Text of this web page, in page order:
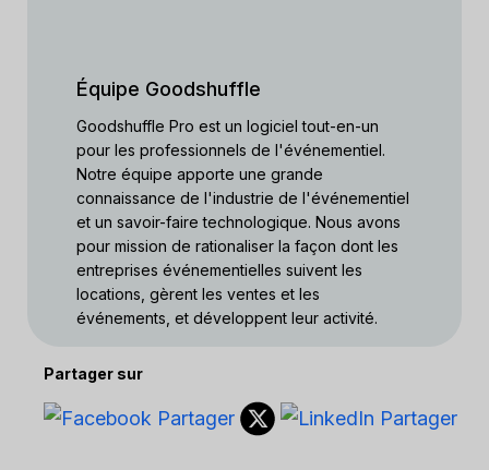
Équipe Goodshuffle
Goodshuffle Pro est un logiciel tout-en-un
pour les professionnels de l'événementiel.
Notre équipe apporte une grande
connaissance de l'industrie de l'événementiel
et un savoir-faire technologique. Nous avons
pour mission de rationaliser la façon dont les
entreprises événementielles suivent les
locations, gèrent les ventes et les
événements, et développent leur activité.
Partager sur